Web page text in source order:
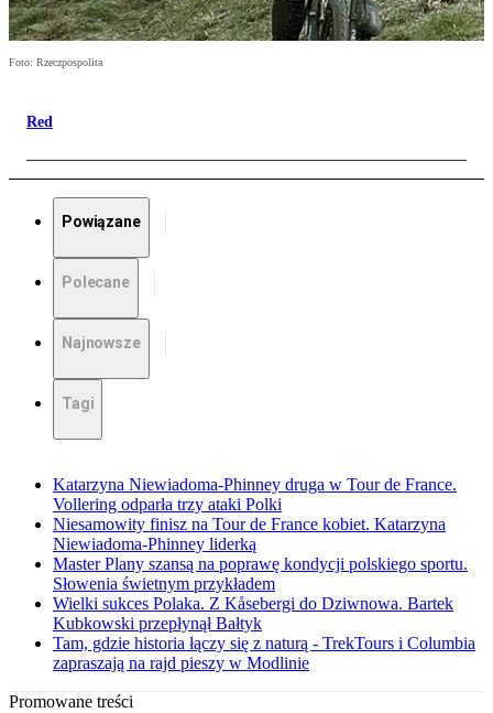
Foto: Rzeczpospolita
Red
Powiązane
Polecane
Najnowsze
Tagi
Katarzyna Niewiadoma-Phinney druga w Tour de France.
Vollering odparła trzy ataki Polki
Niesamowity finisz na Tour de France kobiet. Katarzyna
Niewiadoma-Phinney liderką
Master Plany szansą na poprawę kondycji polskiego sportu.
Słowenia świetnym przykładem
Wielki sukces Polaka. Z Kåsebergi do Dziwnowa. Bartek
Kubkowski przepłynął Bałtyk
Tam, gdzie historia łączy się z naturą - TrekTours i Columbia
zapraszają na rajd pieszy w Modlinie
Promowane treści